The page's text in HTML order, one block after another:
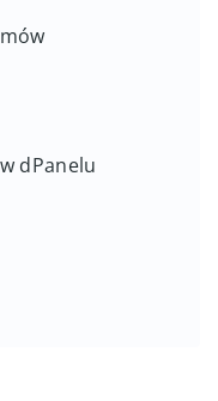
dPanelu